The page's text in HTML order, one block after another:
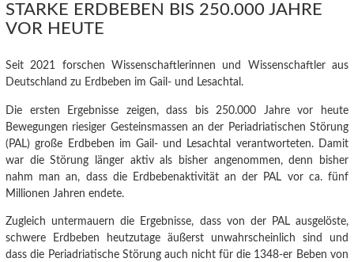
STARKE ERDBEBEN BIS 250.000 JAHRE
VOR HEUTE
Seit 2021 forschen Wissenschaftlerinnen und Wissenschaftler aus
Deutschland zu Erdbeben im Gail- und Lesachtal.
Die ersten Ergebnisse zeigen, dass bis 250.000 Jahre vor heute
Bewegungen riesiger Gesteinsmassen an der Periadriatischen Störung
(PAL) große Erdbeben im Gail- und Lesachtal verantworteten.
Damit
war die Störung länger aktiv als bisher angenommen, denn bisher
nahm man an, dass die Erdbebenaktivität an der PAL vor ca. fünf
Millionen Jahren endete.
Zugleich untermauern die Ergebnisse, dass von der PAL ausgelöste,
schwere Erdbeben heutzutage äußerst unwahrscheinlich sind und
dass die Periadriatische Störung auch nicht für die 1348-er Beben von